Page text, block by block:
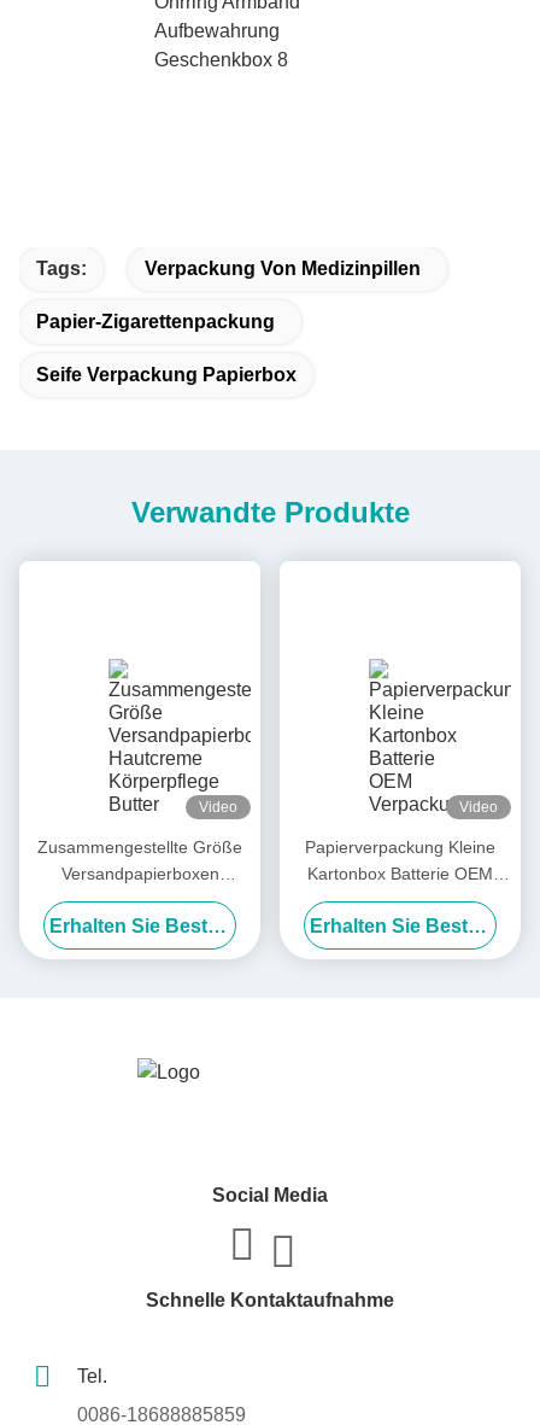
Tags: Verpackung Von Medizinpillen
Papier-Zigarettenpackung
Seife Verpackung Papierbox
Verwandte Produkte
Video
Zusammengestellte Größe
Versandpapierboxen
Hautcreme Körperpflege
Butter Papierboxen Lieferant
Erhalten Sie Besten Preis
Video
Papierverpackung Kleine
Kartonbox Batterie OEM
Verpackung Einzel
Erhalten Sie Besten Preis
Social Media
Schnelle Kontaktaufnahme
Tel.
0086-18688885859